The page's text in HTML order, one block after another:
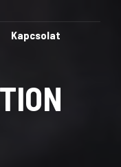
Kapcsolat